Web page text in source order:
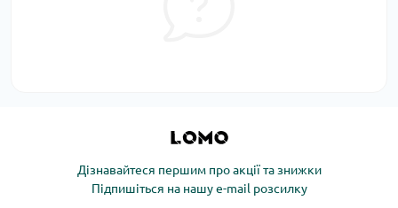
Дізнавайтеся першим про акції та знижки
Підпишіться на нашу e-mail розсилку